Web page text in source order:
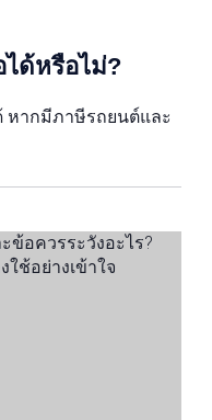
ด้หรือไม่?
หากมีภาษีรถยนต์และ